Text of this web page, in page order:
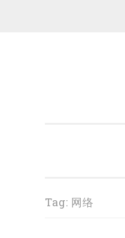
Tag: 网络